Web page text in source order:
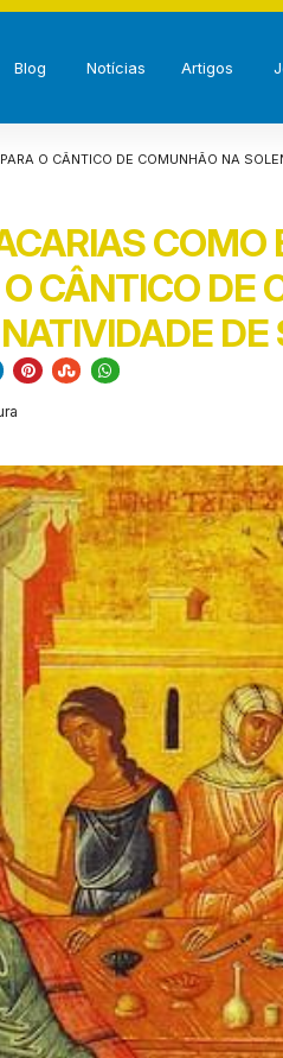
Blog Notícias Artigos
O CÂNTICO DE COMUNHÃO NA
COMO
CÂNTICO DE